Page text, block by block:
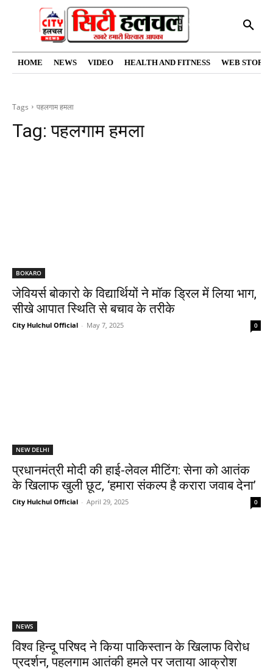
HOME NEWS VIDEO HEALTH AND FITNESS WEB
Tags पहलगाम हमला
Tag:पहलगाम हमला
BOKARO
जेवियर्स बोकारो के विद्यार्थियों ने मॉक ड्रिल में लिया भाग,
सीखे आपात स्थिति से बचाव के तरीके
City Hulchul Official - May 7, 2025 0
NEW DELHI
प्रधानमंत्री मोदी की हाई-लेवल मीटिंग: सेना को आतंक
के खिलाफ खुली छूट, ‘हमारा संकल्प है करारा जवाब देना’
City Hulchul Official - April 29, 2025 0
NEWS
विश्व हिन्दू परिषद ने किया पाकिस्तान के खिलाफ विरोध
प्रदर्शन, पहलगाम आतंकी हमले पर जताया आक्रोश